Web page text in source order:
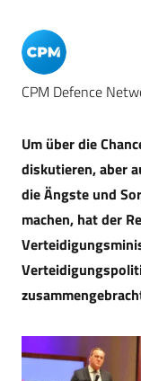
CPM Defence
Um über die
diskutieren, aber
die Ängste und
machen, hat der